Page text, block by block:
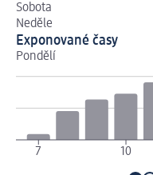
Sobota
Neděle
Exponované časy
Pondělí
7 10